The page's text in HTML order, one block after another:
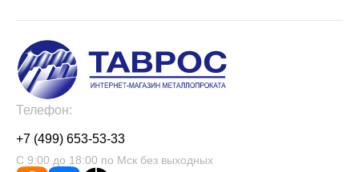
Телефон:
+7 (499) 653-53-33
С 9:00 до 18:00 по Мск без выходных